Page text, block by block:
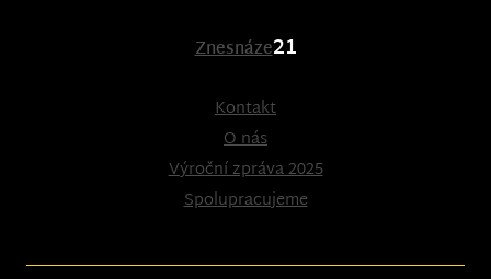
Znesnáze21
Kontakt
O nás
Výroční zpráva 2025
Spolupracujeme